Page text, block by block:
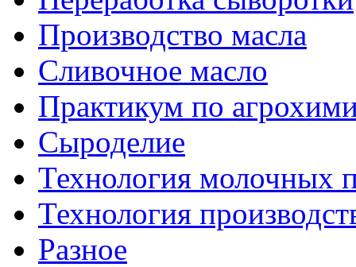
Производство масла
Сливочное масло
Практикум по
Сыроделие
Технология молочных
Технология
Разное